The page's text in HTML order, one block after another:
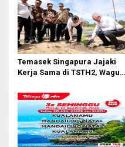
Temasek Singapura Jajaki
Kerja Sama di TSTH2, Wagub
Kembangkan Pusat
Bioekonomi Tropis